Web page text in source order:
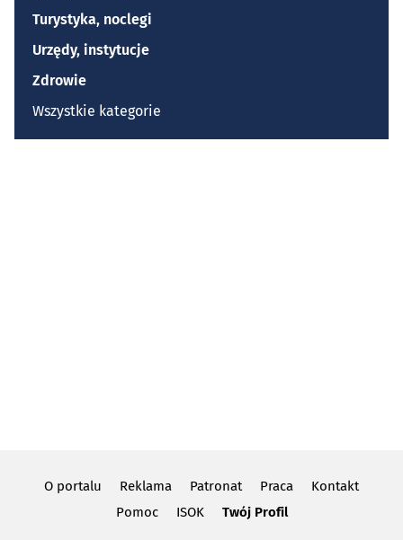
Turystyka, noclegi
Urzędy, instytucje
Zdrowie
Wszystkie kategorie
O portalu Reklama Patronat Praca
Kontakt
Pomoc
ISOK Twój Profil